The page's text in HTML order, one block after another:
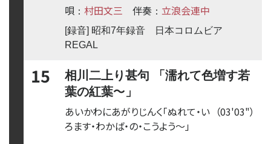
唄 ： 村田文三 伴奏 ： 立浪会連中
[録音] 昭和7年録音 日本コロムビア
REGAL
15
相川二上り甚句 「濡れて色増す若
葉の紅葉〜 」
（03'03"）
あいかわにあがりじんく「ぬれて・い
ろます・わかば・の・こうよう〜 」